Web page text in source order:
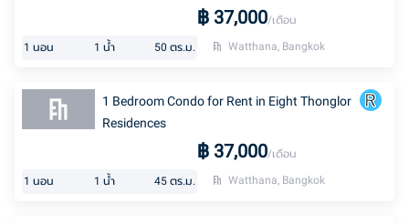
฿ 37,000/เดือน
1 นอน 1 น้ำ 50 ตร.ม. Watthana, Bangkok
1 Bedroom Condo for Rent in Eight Thonglor
Residences
฿ 37,000/เดือน
1 นอน 1 น้ำ 45 ตร.ม. Watthana, Bangkok